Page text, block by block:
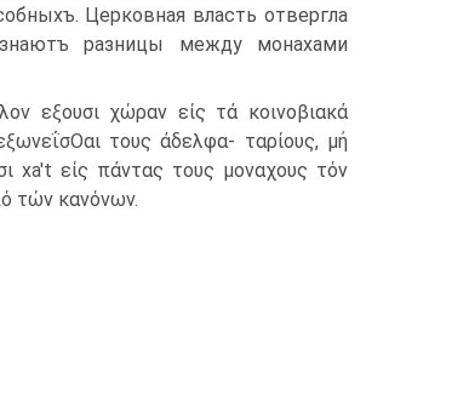
Церковная власть отвергла
разницы между монахами
εξουσι χώραν είς τά κοινοβιακά
τους άδελφα- ταρίους, μή
xa't είς πάντας τους μοναχους τόν
τών κανόνων.